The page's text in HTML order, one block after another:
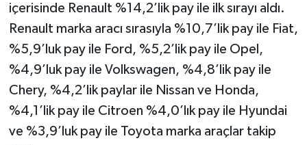
içerisinde Renault %14,2’lik pay ile ilk sırayı aldı.
Renault marka aracı sırasıyla %10,7’lik pay ile Fiat,
%5,9’luk pay ile Ford, %5,2’lik pay ile Opel,
%4,9’luk pay ile Volkswagen, %4,8’lik pay ile
Chery, %4,2’lik paylar ile Nissan ve Honda,
%4,1’lik pay ile Citroen %4,0’lık pay ile Hyundai
ve %3,9’luk pay ile Toyota marka araçlar takip